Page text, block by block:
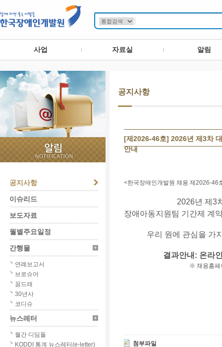
사업 자료실 알림
공지사항
이슈리드
보도자료
월별주요일정
간행물
연례보고서
브로슈어
꿈드래
30년사
코디슈
뉴스레터
월간 디딤돌
KODDI 통계 뉴스레터(e-letter)
공지사항
[제2026-46호] 2026년 제3차
안내
<한국장애인개발원 채용 제2026-46
2026년 제3
장애아동지원팀 기간제 계
우리 원에 관심을 가
결과안내: 온라
※ 채용홈페
첨부파일